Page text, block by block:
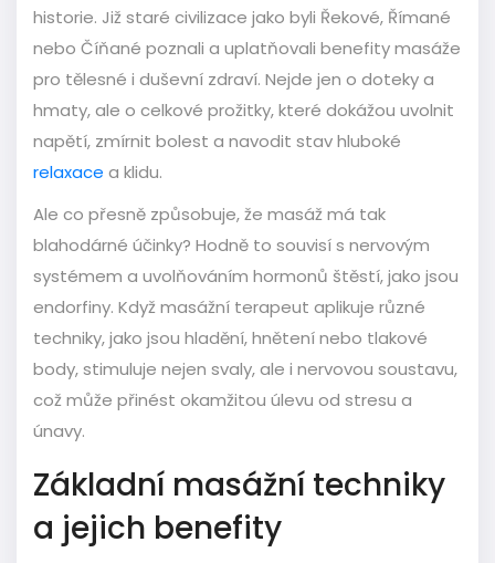
historie. Již staré civilizace jako byli Řekové, Římané
nebo Číňané poznali a uplatňovali benefity masáže
pro tělesné i duševní zdraví. Nejde jen o doteky a
hmaty, ale o celkové prožitky, které dokážou uvolnit
napětí, zmírnit bolest a navodit stav hluboké
relaxace a klidu.
Ale co přesně způsobuje, že masáž má tak
blahodárné účinky? Hodně to souvisí s nervovým
systémem a uvolňováním hormonů štěstí, jako jsou
endorfiny. Když masážní terapeut aplikuje různé
techniky, jako jsou hladění, hnětení nebo tlakové
body, stimuluje nejen svaly, ale i nervovou soustavu,
což může přinést okamžitou úlevu od stresu a
únavy.
Základní masážní techniky
a jejich benefity